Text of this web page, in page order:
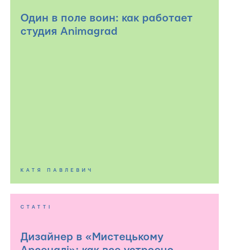
Один в поле воин: как работает
студия Animagrad
КАТЯ ПАВЛЕВИЧ
СТАТТІ
Дизайнер в «Мистецькому